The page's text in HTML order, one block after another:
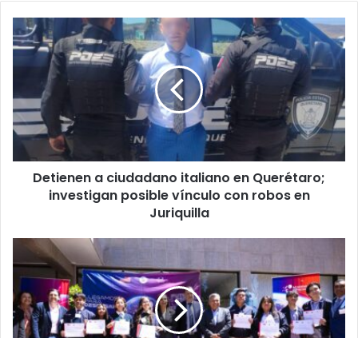
Detienen
a
ciudadano
Querétaro;
investigan
posible
vínculo
Detienen a ciudadano italiano en Querétaro;
investigan posible vínculo con robos en
Juriquilla
Seleccionan
a
estudiantes
queretanos
para
participar